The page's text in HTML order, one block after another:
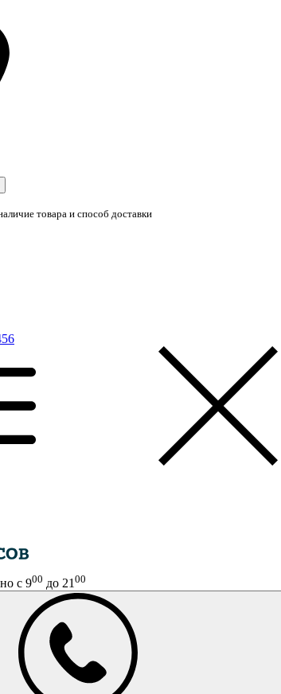
товара и способ доставки
с 900 до 21 00